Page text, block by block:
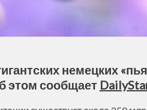
немецких
этом сообщает